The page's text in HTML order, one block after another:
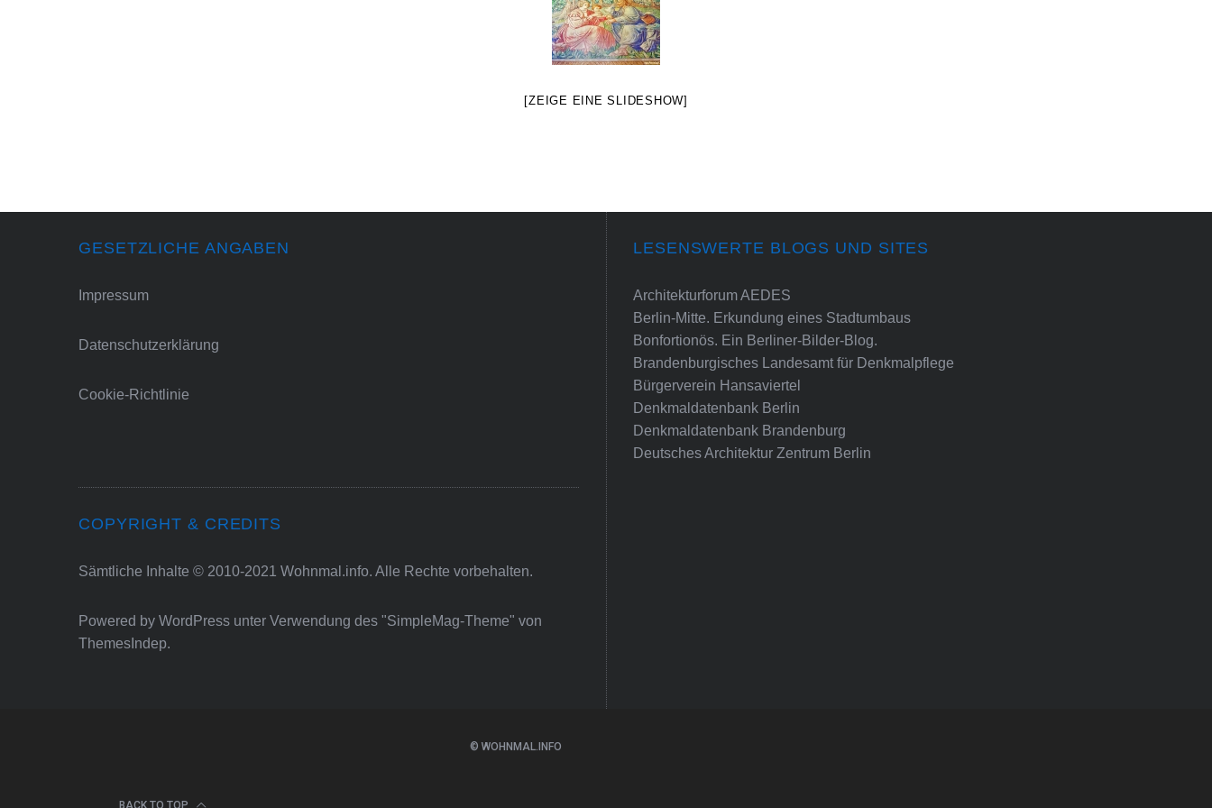
[ZEIGE EINE SLIDESHOW]
GESETZLICHE ANGABEN
Impressum
Datenschutzerklärung
Cookie-Richtlinie
COPYRIGHT & CREDITS
Sämtliche Inhalte © 2010-2021 Wohnmal.info. Alle Rechte vorbehalten.
Powered by WordPress unter Verwendung des "SimpleMag-Theme" von
ThemesIndep.
LESENSWERTE BLOGS UND SITES
Architekturforum AEDES
Berlin-Mitte. Erkundung eines Stadtumbaus
Bonfortionös. Ein Berliner-Bilder-Blog.
Brandenburgisches Landesamt für Denkmalpflege
Bürgerverein Hansaviertel
Denkmaldatenbank Berlin
Denkmaldatenbank Brandenburg
Deutsches Architektur Zentrum Berlin
© WOHNMAL.INFO
BACK TO TOP